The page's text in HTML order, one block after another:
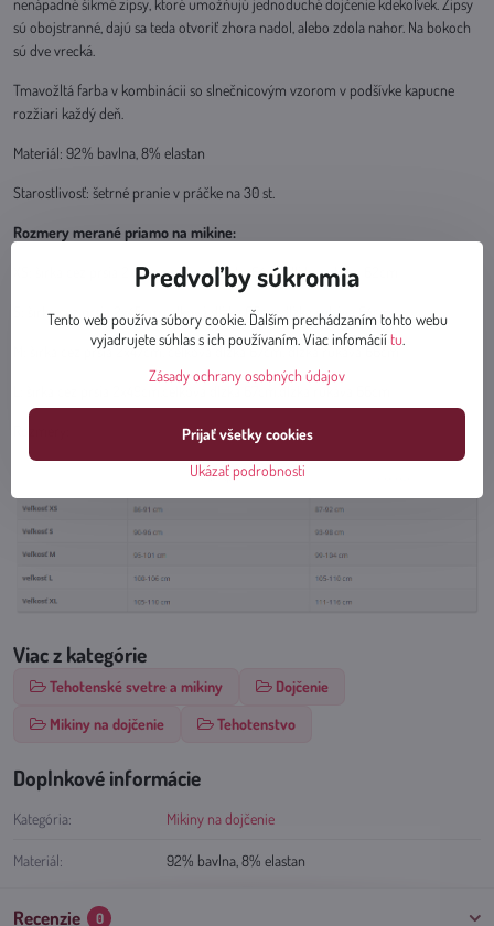
nenápadné šikmé zipsy, ktoré umožňujú jednoduché dojčenie kdekoľvek. Zipsy
sú obojstranné, dajú sa teda otvoriť zhora nadol, alebo zdola nahor. Na bokoch
sú dve vrecká.
Tmavožltá farba v kombinácii so slnečnicovým vzorom v podšívke kapucne
rozžiari každý deň.
Materiál: 92% bavlna, 8% elastan
Starostlivosť: šetrné pranie v práčke na 30 st.
Rozmery merané priamo na mikine:
XS: šírka cez prsia 2x44cm,celková dĺžka 64cm,dĺžka rukáva 62cm
S: šírka cez prsia 2x45cm,celková dĺžka 66cm,dĺžka rukáva 64cm
M: šírka cez prsia 2x47cm, celková dĺžka 67cm, dĺžka rukáva 66cm
L: šírka cez prsia 2x49cm,celková dĺžka 67cm,dĺžka rukáva 66cm
Viac z kategórie
Tehotenské svetre a mikiny
Dojčenie
Mikiny na dojčenie
Tehotenstvo
Doplnkové informácie
Kategória: Mikiny na dojčenie
Materiál: 92% bavlna, 8% elastan
Recenzie 0
Predvoľby súkromia
Tento web používa súbory cookie. Ďalším prechádzaním tohto webu
vyjadrujete súhlas s ich používaním. Viac infomáciítu.
Zásady ochrany osobných údajov
Ukázať podrobnosti
Prijať všetky cookies